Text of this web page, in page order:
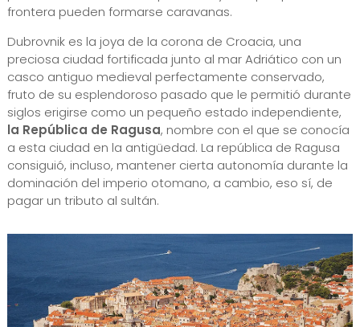
frontera pueden formarse caravanas.
Dubrovnik es la joya de la corona de Croacia, una
preciosa ciudad fortificada junto al mar Adriático con un
casco antiguo medieval perfectamente conservado,
fruto de su esplendoroso pasado que le permitió durante
siglos erigirse como un pequeño estado independiente,
la República de Ragusa, nombre con el que se conocía
a esta ciudad en la antigüedad. La república de Ragusa
consiguió, incluso, mantener cierta autonomía durante la
dominación del imperio otomano, a cambio, eso sí, de
pagar un tributo al sultán.